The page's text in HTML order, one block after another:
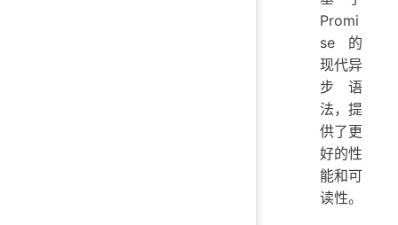
Promi
se 的
现代异
步语
法，提
供了更
好的性
能和可
读性。